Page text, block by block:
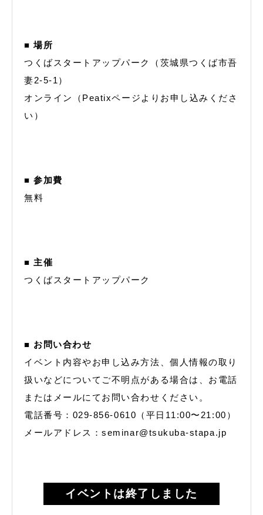
■ 場所
つくばスタートアップパーク（茨城県つくば市吾
妻2-5-1）
オンライン（Peatixページよりお申し込みくださ
い）
■ 参加費
無料
■ 主催
つくばスタートアップパーク
■ お問い合わせ
イベント内容やお申し込み方法、個人情報の取り
扱いなどについてご不明点がある場合は、お電話
またはメールにてお問い合わせください。
電話番号：029-856-0610（平日11:00〜21:00）
メールアドレス：seminar@tsukuba-stapa.jp
イベントは終了しました